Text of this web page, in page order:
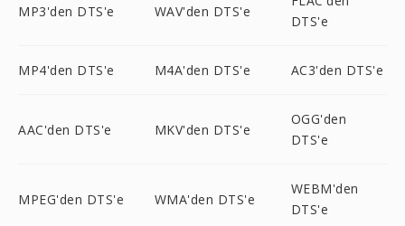
MP3'den DTS'e WAV'den DTS'e
DTS'e
MP4'den DTS'e M4A'den DTS'e AC3'den DTS'e
AAC'den DTS'e MKV'den DTS'e
OGG'den
DTS'e
MPEG'den DTS'e WMA'den DTS'e
WEBM'den
DTS'e